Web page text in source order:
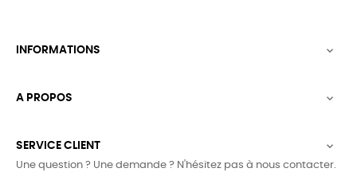
INFORMATIONS 
A PROPOS 
SERVICE CLIENT 
Une question ? Une demande ? N'hésitez pas à nous contacter.